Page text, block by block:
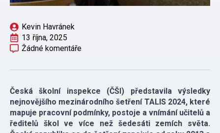
Kevin Havránek
13 října, 2025
Žádné komentáře
Česká školní inspekce (ČŠI) představila výsledky
nejnovějšího mezinárodního šetření TALIS 2024, které
mapuje pracovní podmínky, postoje a vnímání učitelů a
ředitelů škol ve více než šedesáti zemích světa.